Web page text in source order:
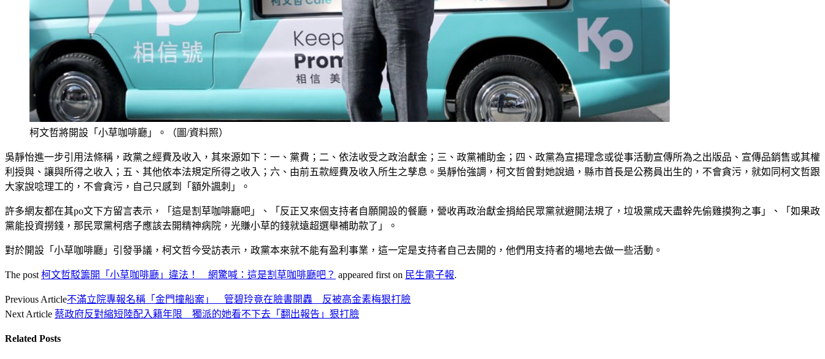
柯文哲將開設「小草咖啡廳」。（圖/資料照）
吳靜怡進一步引用法條稱，政黨之經費及收入，其來源如下：一、黨費；二、依法收受之政治獻金；三、政黨補助金；四、政黨為宣揚理念或從事活動宣傳所為之出版品、宣傳品銷售或其權
利授與、讓與所得之收入；五、其他依本法規定所得之收入；六、由前五款經費及收入所生之孳息。吳靜怡強調，柯文哲曾對她說過，縣市首長是公務員出生的，不會貪污，就如同柯文哲跟
大家說唸理工的，不會貪污，自己只感到「額外諷刺」。
許多網友都在其po文下方留言表示，「這是割草咖啡廳吧」、「反正又來個支持者自願開設的餐廳，營收再政治獻金捐給民眾黨就避開法規了，垃圾黨成天盡幹先偷雞摸狗之事」、「如果政
黨能投資撈錢，那民眾黨柯痞子應該去開精神病院，光賺小草的錢就遠超選舉補助款了」。
對於開設「小草咖啡廳」引發爭議，柯文哲今受訪表示，政黨本來就不能有盈利事業，這一定是支持者自己去開的，他們用支持者的場地去做一些活動。
The post 柯文哲駁籌開「小草咖啡廳」違法！ 網驚喊：這是割草咖啡廳吧？ appeared first on 民生電子報.
Previous Article不滿立院專報名稱「金門撞船案」 管碧玲竟在臉書開轟 反被高金素梅狠打臉
Next Article 蔡政府反對縮短陸配入籍年限 獨派的她看不下去「翻出報告」狠打臉
Related Posts